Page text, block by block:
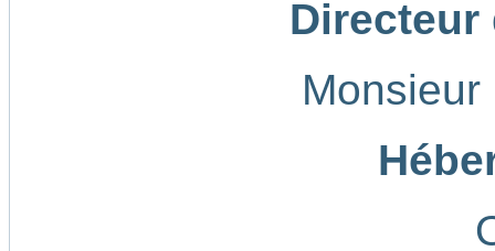
Monsieur